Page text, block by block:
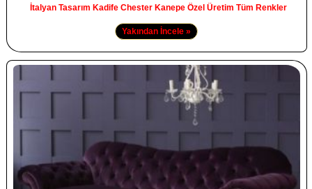
İtalyan Tasarım Kadife Chester Kanepe Özel Üretim Tüm Renkler
Yakından İncele »